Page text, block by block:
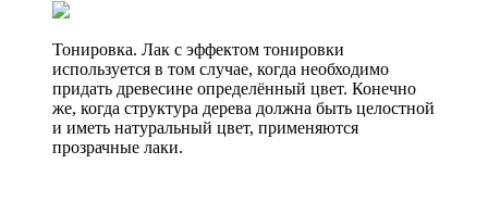
Тонировка. Лак с эффектом тонировки
используется в том случае, когда необходимо
придать древесине определённый цвет. Конечно
же, когда структура дерева должна быть целостной
и иметь натуральный цвет, применяются
прозрачные лаки.